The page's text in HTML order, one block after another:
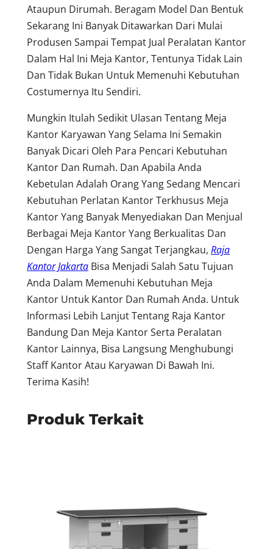
Ataupun Dirumah. Beragam Model Dan Bentuk
Sekarang Ini Banyak Ditawarkan Dari Mulai
Produsen Sampai Tempat Jual Peralatan Kantor
Dalam Hal Ini Meja Kantor, Tentunya Tidak Lain
Dan Tidak Bukan Untuk Memenuhi Kebutuhan
Costumernya Itu Sendiri.
Mungkin Itulah Sedikit Ulasan Tentang Meja
Kantor Karyawan Yang Selama Ini Semakin
Banyak Dicari Oleh Para Pencari Kebutuhan
Kantor Dan Rumah. Dan Apabila Anda
Kebetulan Adalah Orang Yang Sedang Mencari
Kebutuhan Perlatan Kantor Terkhusus Meja
Kantor Yang Banyak Menyediakan Dan Menjual
Berbagai Meja Kantor Yang Berkualitas Dan
Dengan Harga Yang Sangat Terjangkau, Raja
Kantor Jakarta Bisa Menjadi Salah Satu Tujuan
Anda Dalam Memenuhi Kebutuhan Meja
Kantor Untuk Kantor Dan Rumah Anda. Untuk
Informasi Lebih Lanjut Tentang Raja Kantor
Bandung Dan Meja Kantor Serta Peralatan
Kantor Lainnya, Bisa Langsung Menghubungi
Staff Kantor Atau Karyawan Di Bawah Ini.
Terima Kasih!
Produk Terkait